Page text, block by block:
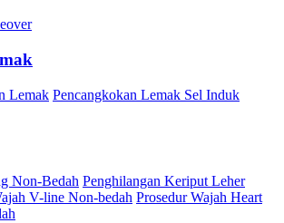
Lemak Pencangkokan Lemak Sel Induk
Non-Bedah Penghilangan Keriput Leher
V-line Non-bedah Prosedur Wajah Heart